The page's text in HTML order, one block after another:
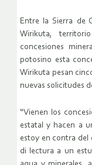
Entre la Sierra de
Wirikuta,
concesiones
potosino esta
Wirikuta pesan
nuevas solicitudes
“Vienen los
estatal y hacen a
estoy en contra del
di lectura a un